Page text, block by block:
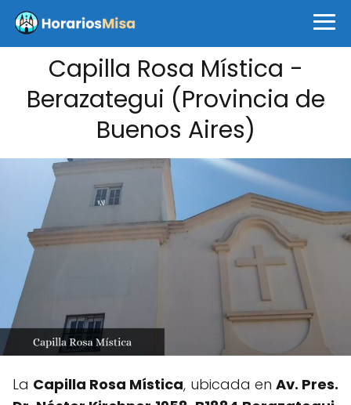
Capilla Rosa Mística -
Berazategui (Provincia de
Buenos Aires)
La Capilla Rosa Mística, ubicada en Av. Pres.